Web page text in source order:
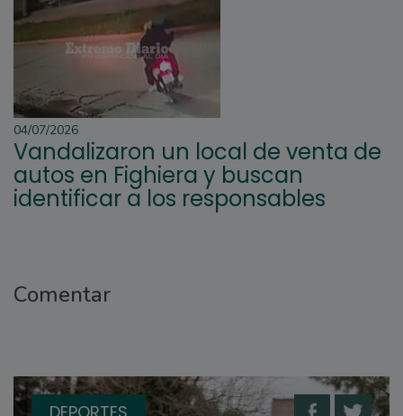
04/07/2026
Vandalizaron un local de venta de
autos en Fighiera y buscan
identificar a los responsables
Comentar